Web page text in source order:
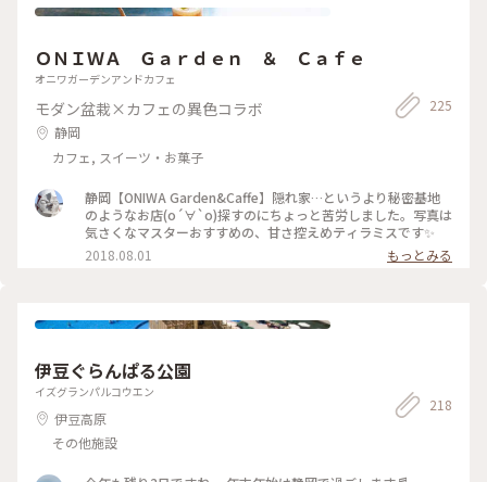
ＯＮＩＷＡ Ｇａｒｄｅｎ ＆ Ｃａｆｅ
オニワガーデンアンドカフェ
モダン盆栽×カフェの異色コラボ
静岡
カフェ, スイーツ・お菓子
225
静岡【ONIWA Garden&Caffe】隠れ家…というより秘密基地
のようなお店(о´∀`о)探すのにちょっと苦労しました。写真は
気さくなマスターおすすめの、甘さ控えめティラミスです✨
2018.08.01
もっとみる
伊豆ぐらんぱる公園
イズグランパルコウエン
伊豆高原
その他施設
218